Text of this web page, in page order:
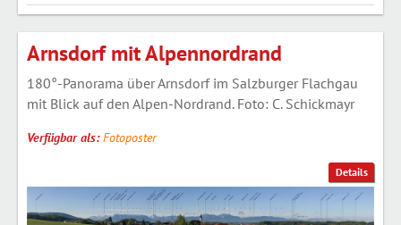
Details
Arnsdorf mit Alpennordrand
180°-Panorama über Arnsdorf im Salzburger Flachgau
mit Blick auf den Alpen-Nordrand. Foto: C. Schickmayr
Verfügbar als:Fotoposter